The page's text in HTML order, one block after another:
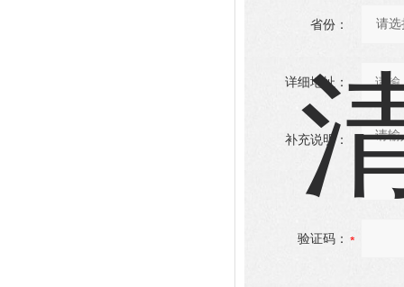
省份：
详细地址：
补充说明：
验证码：